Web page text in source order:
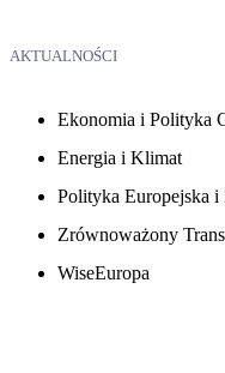
AKTUALNOŚCI
Ekonomia i Polityka
Energia i Klimat
Polityka Europejska
Zrównoważony
WiseEuropa